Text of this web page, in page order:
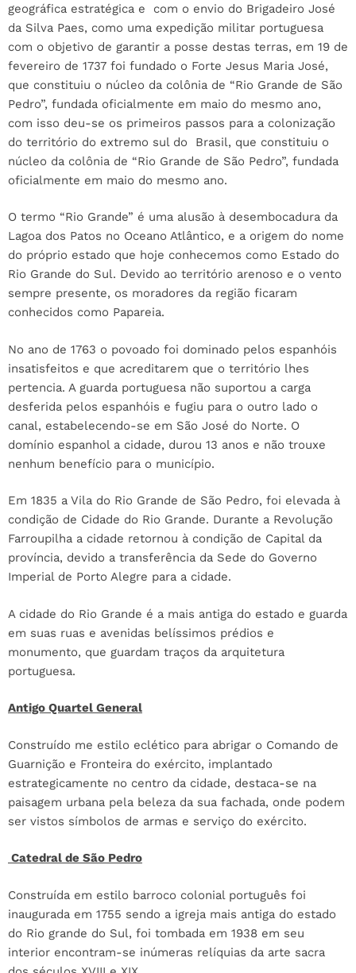
geográfica estratégica e com o envio do Brigadeiro José
da Silva Paes, como uma expedição militar portuguesa
com o objetivo de garantir a posse destas terras, em 19 de
fevereiro de 1737 foi fundado o Forte Jesus Maria José,
que constituiu o núcleo da colônia de “Rio Grande de São
Pedro”, fundada oficialmente em maio do mesmo ano,
com isso deu-se os primeiros passos para a colonização
do território do extremo sul do Brasil, que constituiu o
núcleo da colônia de “Rio Grande de São Pedro”, fundada
oficialmente em maio do mesmo ano.
O termo “Rio Grande” é uma alusão à desembocadura da
Lagoa dos Patos no Oceano Atlântico, e a origem do nome
do próprio estado que hoje conhecemos como Estado do
Rio Grande do Sul. Devido ao território arenoso e o vento
sempre presente, os moradores da região ficaram
conhecidos como Papareia.
No ano de 1763 o povoado foi dominado pelos espanhóis
insatisfeitos e que acreditarem que o território lhes
pertencia. A guarda portuguesa não suportou a carga
desferida pelos espanhóis e fugiu para o outro lado o
canal, estabelecendo-se em São José do Norte. O
domínio espanhol a cidade, durou 13 anos e não trouxe
nenhum benefício para o município.
Em 1835 a Vila do Rio Grande de São Pedro, foi elevada à
condição de Cidade do Rio Grande. Durante a Revolução
Farroupilha a cidade retornou à condição de Capital da
província, devido a transferência da Sede do Governo
Imperial de Porto Alegre para a cidade.
A cidade do Rio Grande é a mais antiga do estado e guarda
em suas ruas e avenidas belíssimos prédios e
monumento, que guardam traços da arquitetura
portuguesa.
Antigo Quartel General
Construído me estilo eclético para abrigar o Comando de
Guarnição e Fronteira do exército, implantado
estrategicamente no centro da cidade, destaca-se na
paisagem urbana pela beleza da sua fachada, onde podem
ser vistos símbolos de armas e serviço do exército.
Catedral de São Pedro
Construída em estilo barroco colonial português foi
inaugurada em 1755 sendo a igreja mais antiga do estado
do Rio grande do Sul, foi tombada em 1938 em seu
interior encontram-se inúmeras relíquias da arte sacra